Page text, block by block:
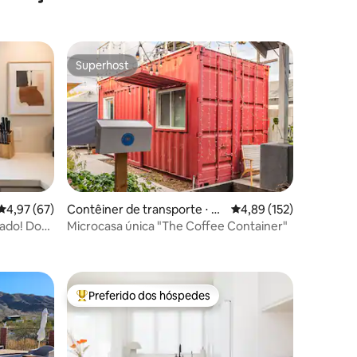
hóspedes
de uma avaliação média de 5, 67 avaliações
4,97 (67)
Dog
Superhost
Superhost
Contêiner de transporte ⋅ P
hoenix
4,89 de uma avaliação
4,89 (152)
Microcasa única "The Coffee Container"
hóspedes Entre os melhores preferidos dos hóspedes
Preferido dos hóspedes